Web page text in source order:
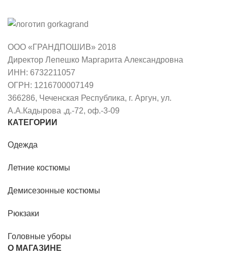
ООО «ГРАНДПОШИВ» 2018
Директор Лепешко Маргарита Александровна
ИНН: 6732211057
ОГРН: 1216700007149
366286, Чеченская Республика, г. Аргун, ул.
А.А.Кадырова ,д.-72, оф.-3-09
КАТЕГОРИИ
Одежда
Летние костюмы
Демисезонные костюмы
Рюкзаки
Головные уборы
О МАГАЗИНЕ